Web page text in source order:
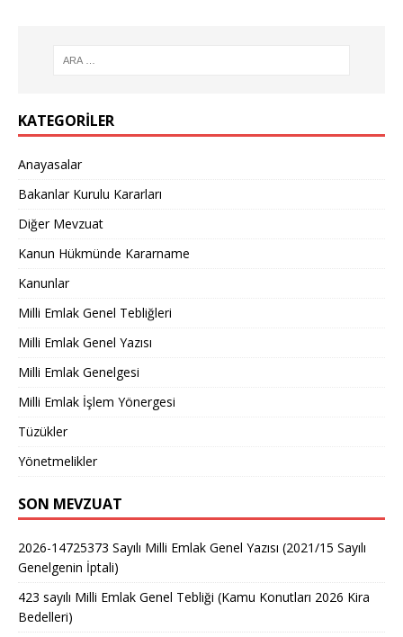
KATEGORILER
Anayasalar
Bakanlar Kurulu Kararları
Diğer Mevzuat
Kanun Hükmünde Kararname
Kanunlar
Milli Emlak Genel Tebliğleri
Milli Emlak Genel Yazısı
Milli Emlak Genelgesi
Milli Emlak İşlem Yönergesi
Tüzükler
Yönetmelikler
SON MEVZUAT
2026-14725373 Sayılı Milli Emlak Genel Yazısı (2021/15 Sayılı
Genelgenin İptali)
423 sayılı Milli Emlak Genel Tebliği (Kamu Konutları 2026 Kira
Bedelleri)